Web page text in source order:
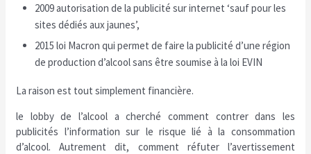
2009 autorisation de la publicité sur internet ‘sauf pour les
sites dédiés aux jaunes’,
2015 loi Macron qui permet de faire la publicité d’une région
de production d’alcool sans être soumise à la loi EVIN
La raison est tout simplement financière.
le lobby de l’alcool a cherché comment contrer dans les
publicités l’information sur le risque lié à la consommation
d’alcool. Autrement dit, comment réfuter l’avertissement